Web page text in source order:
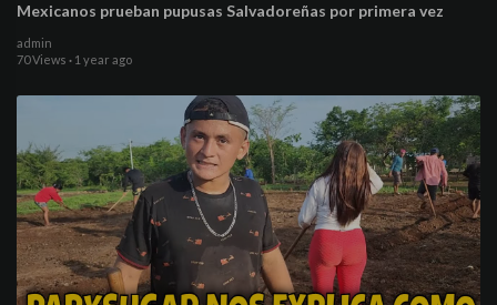
Mexicanos prueban pupusas Salvadoreñas por primera vez
admin
70 Views · 1 year ago